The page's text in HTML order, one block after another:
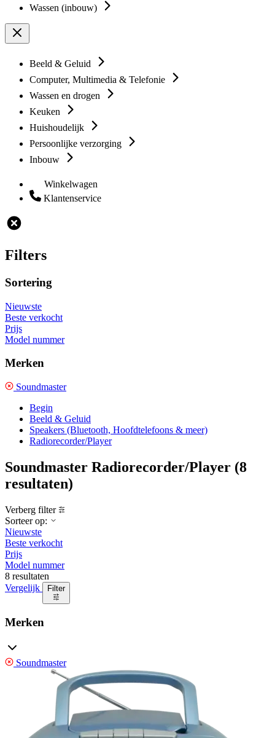
Wassen (inbouw)
Beeld & Geluid
Computer, Multimedia & Telefonie
Wassen en drogen
Keuken
Huishoudelijk
Persoonlijke verzorging
Inbouw
Winkelwagen
Klantenservice
Filters
Sortering
Nieuwste
Beste verkocht
Prijs
Model nummer
Merken
Soundmaster
Begin
Beeld & Geluid
Speakers (Bluetooth, Hoofdtelefoons & meer)
Radiorecorder/Player
Soundmaster Radiorecorder/Player (8
resultaten)
Verberg filter
Sorteer op:
Nieuwste
Beste verkocht
Prijs
Model nummer
8 resultaten
Vergelijk
Filter
Merken
Soundmaster